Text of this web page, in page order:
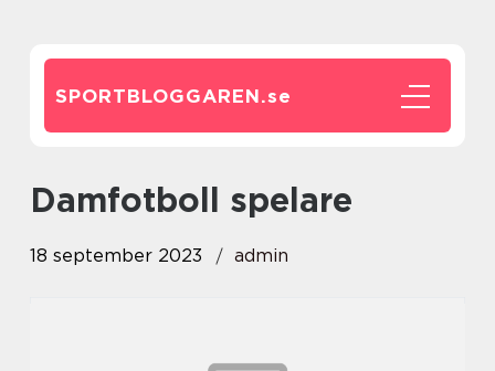
SPORTBLOGGAREN.se
damfotboll spelare
18 september 2023 admin